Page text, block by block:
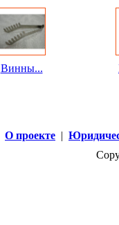
Винны...
О проекте |